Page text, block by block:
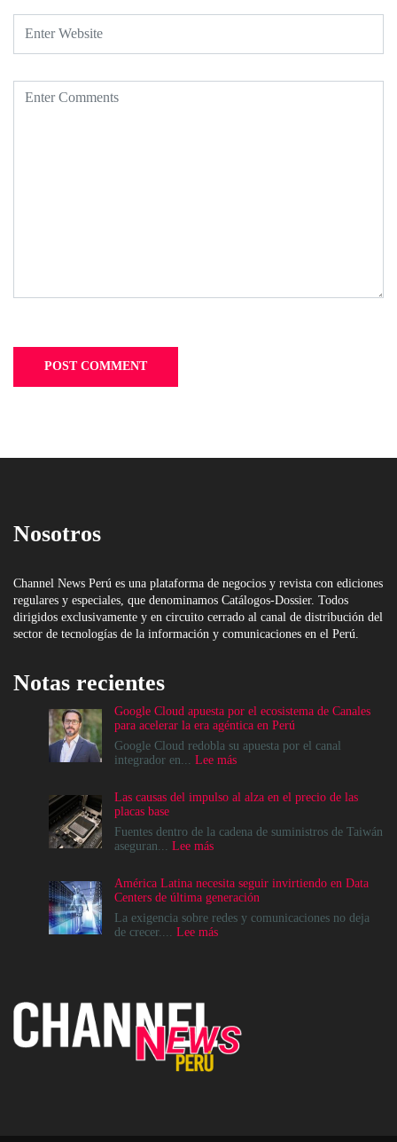
Nosotros
Channel News Perú es una plataforma de negocios y revista con ediciones
regulares y especiales, que denominamos Catálogos-Dossier. Todos
dirigidos exclusivamente y en circuito cerrado al canal de distribución del
sector de tecnologías de la información y comunicaciones en el Perú.
Notas recientes
Google Cloud apuesta por el ecosistema de Canales
para acelerar la era agéntica en Perú
Google Cloud redobla su apuesta por el canal
integrador en... Lee más:
apuesta
el
para
acelerar
la
era
Las causas del impulso al alza en el precio de las
placas base
Fuentes dentro de la cadena de suministros de Taiwán
aseguran... Lee más:
del
impulso
al
alza
base
América Latina necesita seguir invirtiendo en Data
Centers de última generación
La exigencia sobre redes y comunicaciones no deja
de crecer.... Lee más:
Data
Centers
de